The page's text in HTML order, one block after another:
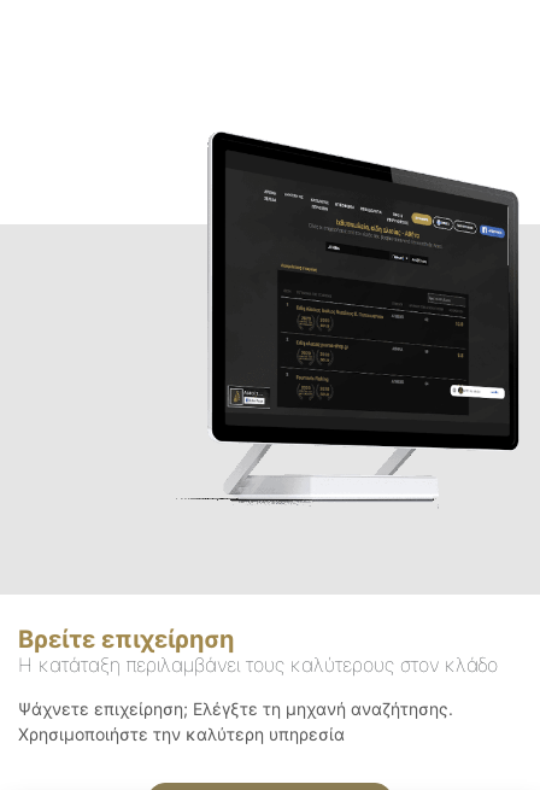
Βρείτε επιχείρηση
Η κατάταξη περιλαμβάνει τους καλύτερους στον κλάδο
Ψάχνετε επιχείρηση; Ελέγξτε τη μηχανή αναζήτησης.
Χρησιμοποιήστε την καλύτερη υπηρεσία